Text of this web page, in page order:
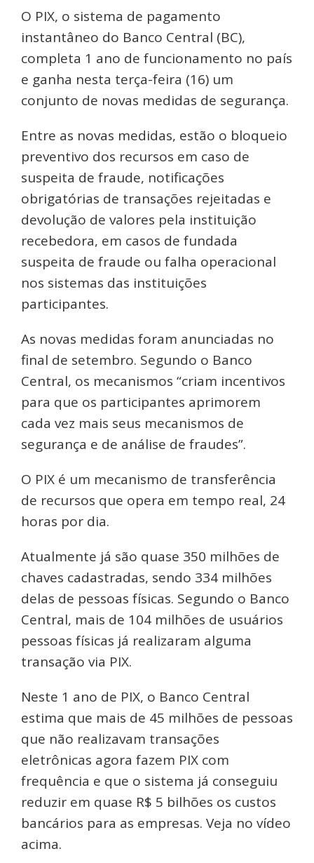
O PIX, o sistema de pagamento
instantâneo do Banco Central (BC),
completa 1 ano de funcionamento no país
e ganha nesta terça-feira (16) um
conjunto de novas medidas de segurança.
Entre as novas medidas, estão o bloqueio
preventivo dos recursos em caso de
suspeita de fraude, notificações
obrigatórias de transações rejeitadas e
devolução de valores pela instituição
recebedora, em casos de fundada
suspeita de fraude ou falha operacional
nos sistemas das instituições
participantes.
As novas medidas foram anunciadas no
final de setembro. Segundo o Banco
Central, os mecanismos “criam incentivos
para que os participantes aprimorem
cada vez mais seus mecanismos de
segurança e de análise de fraudes”.
O PIX é um mecanismo de transferência
de recursos que opera em tempo real, 24
horas por dia.
Atualmente já são quase 350 milhões de
chaves cadastradas, sendo 334 milhões
delas de pessoas físicas. Segundo o Banco
Central, mais de 104 milhões de usuários
pessoas físicas já realizaram alguma
transação via PIX.
Neste 1 ano de PIX, o Banco Central
estima que mais de 45 milhões de pessoas
que não realizavam transações
eletrônicas agora fazem PIX com
frequência e que o sistema já conseguiu
reduzir em quase R$ 5 bilhões os custos
bancários para as empresas. Veja no vídeo
acima.